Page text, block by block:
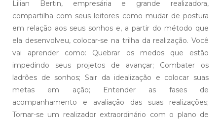
Lilian Bertin, empresária e grande realizadora,
compartilha com seus leitores como mudar de postura
em relação aos seus sonhos e, a partir do método que
ela desenvolveu, colocar-se na trilha da realização. Você
vai aprender como: Quebrar os medos que estão
impedindo seus projetos de avançar; Combater os
ladrões de sonhos; Sair da idealização e colocar suas
metas em ação; Entender as fases de
acompanhamento e avaliação das suas realizações;
Tornar-se um realizador extraordinário com o plano de